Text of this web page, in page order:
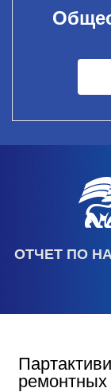
ОТЧЕТ ПО
ремонтных